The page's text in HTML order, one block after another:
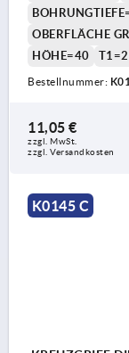
OBERFLÄCHE
HÖHE=40
Bestellnummer:
11,05 €
zzgl. MwSt.
zzgl. Versandkosten
K0145 C